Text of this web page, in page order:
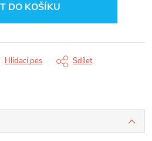
DO KOŠÍKU
Hlídací pes Sdílet